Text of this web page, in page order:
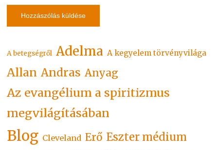
A betegségről Adelma A kegyelem törvényvilága
Allan Andras Anyag
Az evangélium a spiritizmus
megvilágításában
Blog Cleveland Erő Eszter médium